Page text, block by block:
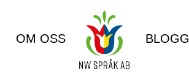
OM OSS BLOGG